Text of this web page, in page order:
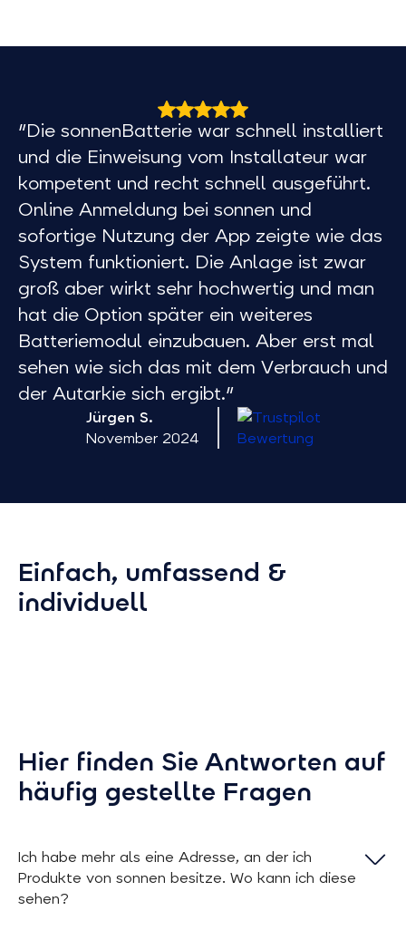
"Die sonnenBatterie war schnell installiert
und die Einweisung vom Installateur war
kompetent und recht schnell ausgeführt.
Online Anmeldung bei sonnen und
sofortige Nutzung der App zeigte wie das
System funktioniert. Die Anlage ist zwar
groß aber wirkt sehr hochwertig und man
hat die Option später ein weiteres
Batteriemodul einzubauen. Aber erst mal
sehen wie sich das mit dem Verbrauch und
der Autarkie sich ergibt."
Jürgen S.
November 2024
Einfach, umfassend &
individuell
Energiehaushalt. Mit individueller
Einstellung der Darstellung
entscheiden Sie selbst, wie
Ihrem Zuhause verfolgen wollen.
die
Hier finden Sie Antworten auf
häufig gestellte Fragen
Ich habe mehr als eine Adresse, an der ich
Produkte von sonnen besitze. Wo kann ich diese
sehen?